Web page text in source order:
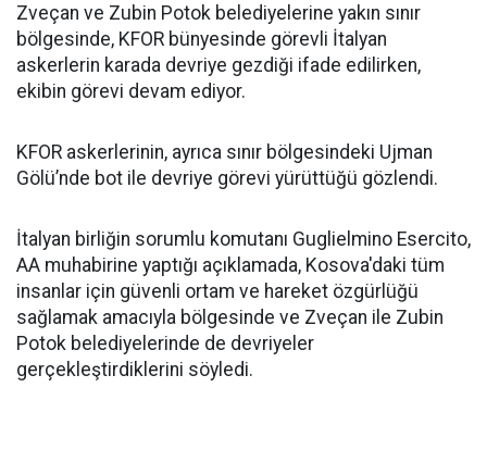
Zveçan ve Zubin Potok belediyelerine yakın sınır
bölgesinde, KFOR bünyesinde görevli İtalyan
askerlerin karada devriye gezdiği ifade edilirken,
ekibin görevi devam ediyor.
KFOR askerlerinin, ayrıca sınır bölgesindeki Ujman
Gölü’nde bot ile devriye görevi yürüttüğü gözlendi.
İtalyan birliğin sorumlu komutanı Guglielmino Esercito,
AA muhabirine yaptığı açıklamada, Kosova'daki tüm
insanlar için güvenli ortam ve hareket özgürlüğü
sağlamak amacıyla bölgesinde ve Zveçan ile Zubin
Potok belediyelerinde de devriyeler
gerçekleştirdiklerini söyledi.